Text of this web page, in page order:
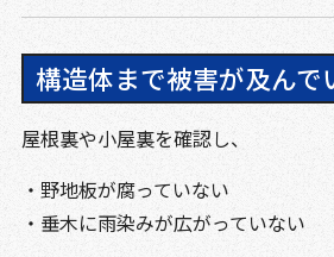
構造体まで被害が及んで
屋根裏や小屋裏を確認し、
・野地板が腐っていない
・垂木に雨染みが広がっていない